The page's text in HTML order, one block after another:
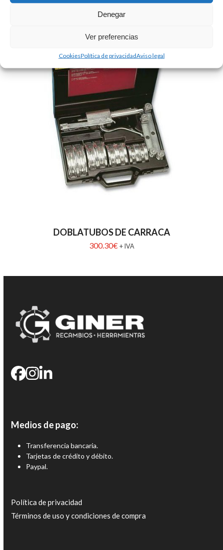
Denegar
Ver preferencias
CookiesPolítica de privacidadAviso legal
DOBLATUBOS DE CARRACA
300.30€ + IVA
Medios de pago:
Transferencia bancaria.
Tarjetas de crédito y débito.
Paypal.
Política de privacidad
Términos de uso y condiciones de compra